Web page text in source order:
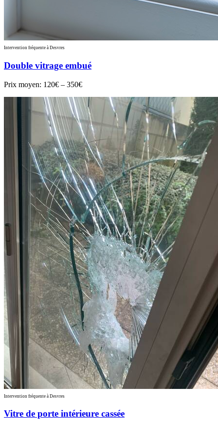
Intervention fréquente à Desvres
Double vitrage embué
Prix moyen: 120€ – 350€
Intervention fréquente à Desvres
Vitre de porte intérieure cassée